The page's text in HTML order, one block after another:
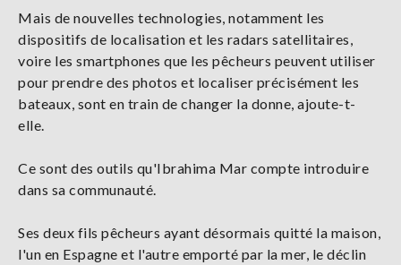
Mais de nouvelles technologies, notamment les
dispositifs de localisation et les radars satellitaires,
voire les smartphones que les pêcheurs peuvent utiliser
pour prendre des photos et localiser précisément les
bateaux, sont en train de changer la donne, ajoute-t-
elle.
Ce sont des outils qu'Ibrahima Mar compte introduire
dans sa communauté.
Ses deux fils pêcheurs ayant désormais quitté la maison,
l'un en Espagne et l'autre emporté par la mer, le déclin